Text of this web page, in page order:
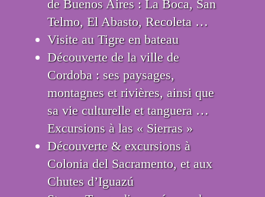
de Buenos Aires : La Boca, San
Telmo, El Abasto, Recoleta …
Visite au Tigre en bateau
Découverte de la ville de
Cordoba : ses paysages,
montagnes et rivières, ainsi que
sa vie culturelle et tanguera …
Excursions à las « Sierras »
Découverte & excursions à
Colonia del Sacramento, et aux
Chutes d’Iguazú